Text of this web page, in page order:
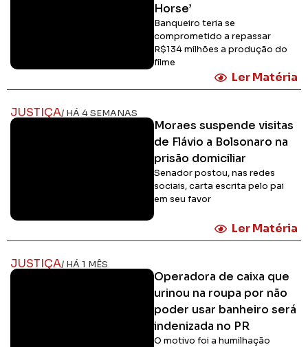
Horse’
Banqueiro teria se
comprometido a repassar
R$134 milhões a produção do
filme
Ler Matéria
JUSTIÇA/ HÁ 4 SEMANAS
Moraes suspende visitas
de Flávio a Bolsonaro na
prisão domiciliar
Senador postou, nas redes
sociais, carta escrita pelo pai
em seu favor
Ler Matéria
JUSTIÇA/ HÁ 1 MÊS
Operadora de caixa que
urinou na roupa por não
poder usar banheiro será
indenizada no PR
O motivo foi a humilhação